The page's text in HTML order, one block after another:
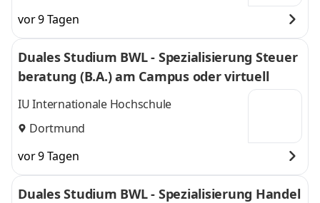
vor 9 Tagen
Duales Studium BWL - Spezialisierung Steuer
beratung (B.A.) am Campus oder virtuell
IU Internationale Hochschule
Dortmund
vor 9 Tagen
Duales Studium BWL - Spezialisierung Handel